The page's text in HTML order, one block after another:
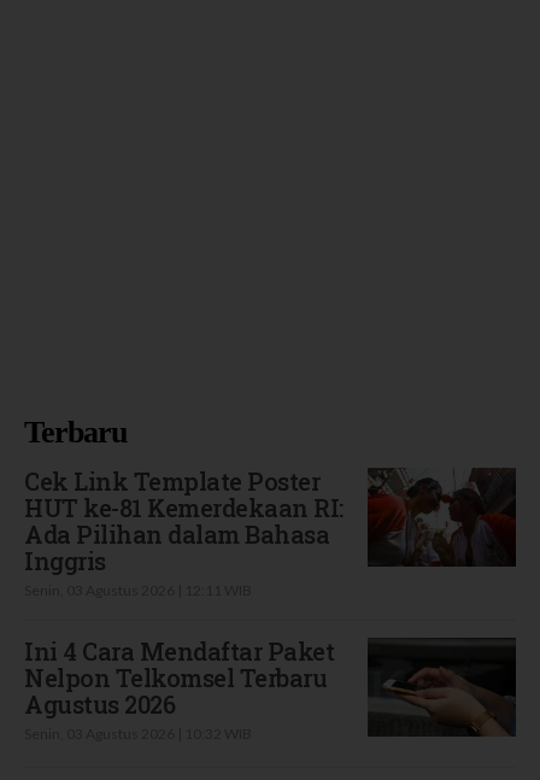
Terbaru
Cek Link Template Poster
HUT ke-81 Kemerdekaan RI:
Ada Pilihan dalam Bahasa
Inggris
Ini 4 Cara Mendaftar Paket
Nelpon Telkomsel Terbaru
Agustus 2026